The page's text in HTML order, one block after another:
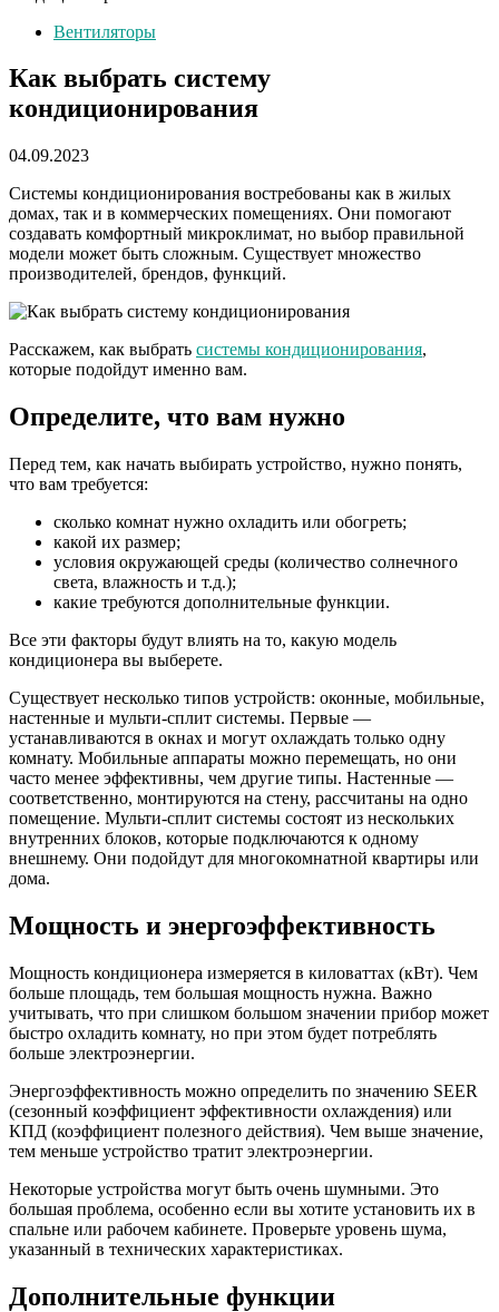
Вентиляторы
Как выбрать систему
кондиционирования
04.09.2023
Системы кондиционирования востребованы как в жилых
домах, так и в коммерческих помещениях. Они помогают
создавать комфортный микроклимат, но выбор правильной
модели может быть сложным. Существует множество
производителей, брендов, функций.
Расскажем, как выбрать системы кондиционирования,
которые подойдут именно вам.
Определите, что вам нужно
Перед тем, как начать выбирать устройство, нужно понять,
что вам требуется:
сколько комнат нужно охладить или обогреть;
какой их размер;
условия окружающей среды (количество солнечного
света, влажность и т.д.);
какие требуются дополнительные функции.
Все эти факторы будут влиять на то, какую модель
кондиционера вы выберете.
Существует несколько типов устройств: оконные, мобильные,
настенные и мульти-сплит системы. Первые —
устанавливаются в окнах и могут охлаждать только одну
комнату. Мобильные аппараты можно перемещать, но они
часто менее эффективны, чем другие типы. Настенные —
соответственно, монтируются на стену, рассчитаны на одно
помещение. Мульти-сплит системы состоят из нескольких
внутренних блоков, которые подключаются к одному
внешнему. Они подойдут для многокомнатной квартиры или
дома.
Мощность и энергоэффективность
Мощность кондиционера измеряется в киловаттах (кВт). Чем
больше площадь, тем большая мощность нужна. Важно
учитывать, что при слишком большом значении прибор может
быстро охладить комнату, но при этом будет потреблять
больше электроэнергии.
Энергоэффективность можно определить по значению SEER
(сезонный коэффициент эффективности охлаждения) или
КПД (коэффициент полезного действия). Чем выше значение,
тем меньше устройство тратит электроэнергии.
Некоторые устройства могут быть очень шумными. Это
большая проблема, особенно если вы хотите установить их в
спальне или рабочем кабинете. Проверьте уровень шума,
указанный в технических характеристиках.
Дополнительные функции